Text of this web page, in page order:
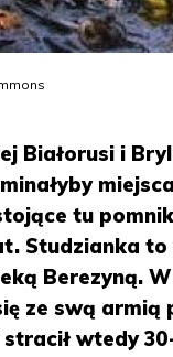
Białorusi i
tu
Studzianka
Berezyną.
ze swą armią
wtedy